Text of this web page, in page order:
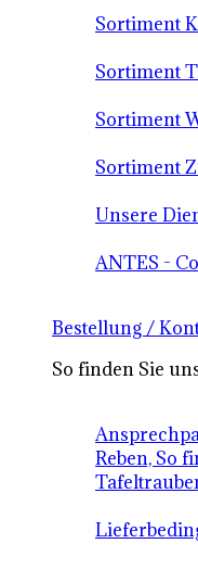
Sortiment
Sortiment
Sortiment
Sortiment
Unsere
ANTES -
Bestellung /
So finden Sie
Reben, So